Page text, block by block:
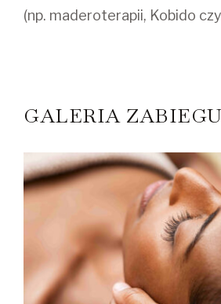
(np. maderoterapii, Kobido
GALERIA ZABIEGU